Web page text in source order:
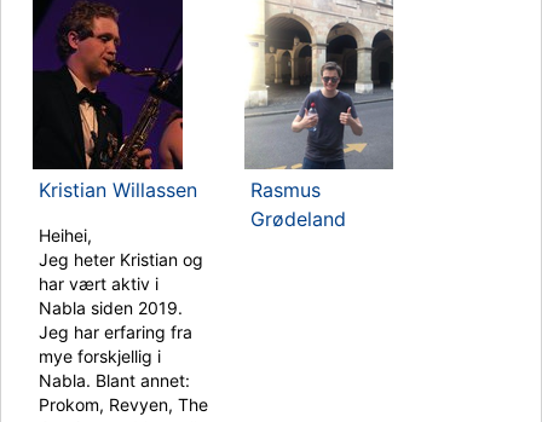
Kristian Willassen
Heihei,
Jeg heter Kristian og
har vært aktiv i
Nabla siden 2019.
Jeg har erfaring fra
mye forskjellig i
Nabla. Blant annet:
Prokom, Revyen, The
Rasmus
Grødeland